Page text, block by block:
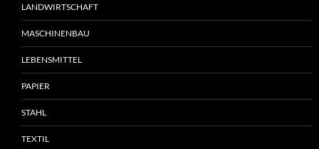
LANDWIRTSCHAFT
MASCHINENBAU
LEBENSMITTEL
PAPIER
STAHL
TEXTIL